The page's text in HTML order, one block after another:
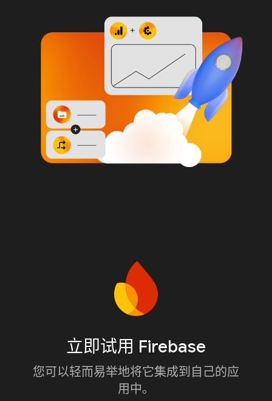
立即试用 Firebase
您可以轻而易举地将它集成到自己的应
用中。